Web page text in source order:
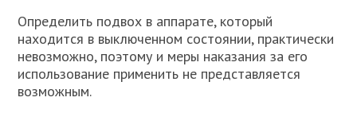
Определить подвох в аппарате, который
находится в выключенном состоянии, практически
невозможно, поэтому и меры наказания за его
использование применить не представляется
возможным.